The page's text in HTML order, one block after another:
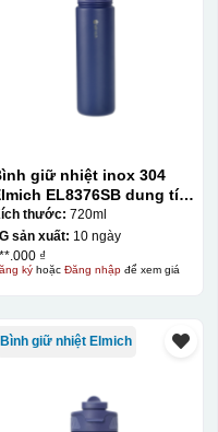
chỉ khác là thêm quai
giữ nhiệt inox 304
EL8376SB dung tích
thước: 720ml
sản xuất: 10 ngày
₫
kýhoặc Đăng nhậpđể xem giá
Bình giữ nhiệt Elmich